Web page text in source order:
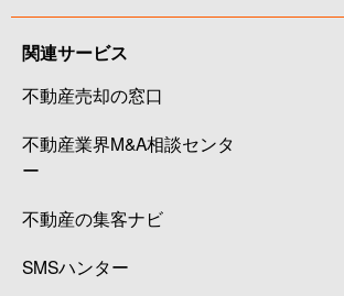
関連サービス
不動産売却の窓口
不動産業界M&A相談センタ
ー
不動産の集客ナビ
SMSハンター